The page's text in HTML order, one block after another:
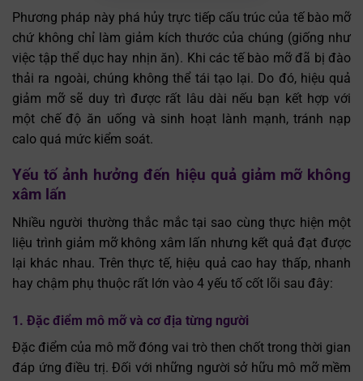
Phương pháp này phá hủy trực tiếp cấu trúc của tế bào mỡ
chứ không chỉ làm giảm kích thước của chúng (giống như
việc tập thể dục hay nhịn ăn). Khi các tế bào mỡ đã bị đào
thải ra ngoài, chúng không thể tái tạo lại. Do đó, hiệu quả
giảm mỡ sẽ duy trì được rất lâu dài nếu bạn kết hợp với
một chế độ ăn uống và sinh hoạt lành mạnh, tránh nạp
calo quá mức kiểm soát.
Yếu tố ảnh hưởng đến hiệu quả giảm mỡ không
xâm lấn
Nhiều người thường thắc mắc tại sao cùng thực hiện một
liệu trình giảm mỡ không xâm lấn nhưng kết quả đạt được
lại khác nhau. Trên thực tế, hiệu quả cao hay thấp, nhanh
hay chậm phụ thuộc rất lớn vào 4 yếu tố cốt lõi sau đây:
1. Đặc điểm mô mỡ và cơ địa từng người
Đặc điểm của mô mỡ đóng vai trò then chốt trong thời gian
đáp ứng điều trị. Đối với những người sở hữu mô mỡ mềm